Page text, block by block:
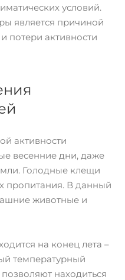
условий.
является причиной
потери активности
активности
весенние дни, даже
Голодные клещи
пропитания. В данный
животные и
на конец лета –
температурный
находиться